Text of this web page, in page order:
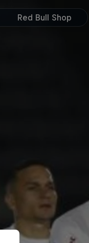
Red Bull Shop